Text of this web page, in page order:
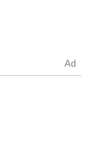
Ad